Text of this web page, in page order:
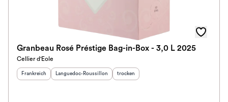
Granbeau Rosé Préstige Bag-in-Box - 3,0 L 2025
Cellier d'Eole
Herkunftsland
Frankreich Herkunftsregion:
Languedoc-Roussillon Geschmack
trocken